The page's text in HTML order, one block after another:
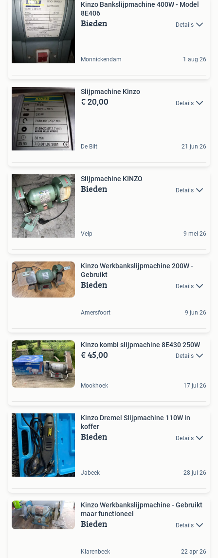
Kinzo Bankslijpmachine 400W - Model
8E406
Bieden Details
Monnickendam 1 aug 26
Slijpmachine Kinzo
€ 20,00 Details
De Bilt 21 jun 26
Slijpmachine KINZO
Bieden Details
Velp 9 mei 26
Kinzo Werkbankslijpmachine 200W -
Gebruikt
Bieden Details
Amersfoort 9 jun 26
Kinzo kombi slijpmachine 8E430 250W
€ 45,00 Details
Mookhoek 17 jul 26
Kinzo Dremel Slijpmachine 110W in
koffer
Bieden Details
Jabeek 28 jul 26
Kinzo Werkbankslijpmachine - Gebruikt
maar functioneel
Bieden Details
Klarenbeek 22 apr 26